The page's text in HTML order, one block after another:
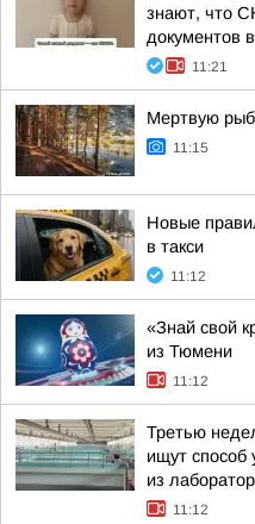
знают, что
документов
11:21
Мертвую
11:15
Новые
в такси
11:12
«Знай свой
из Тюмени
11:12
Третью
ищут способ
из
11:12